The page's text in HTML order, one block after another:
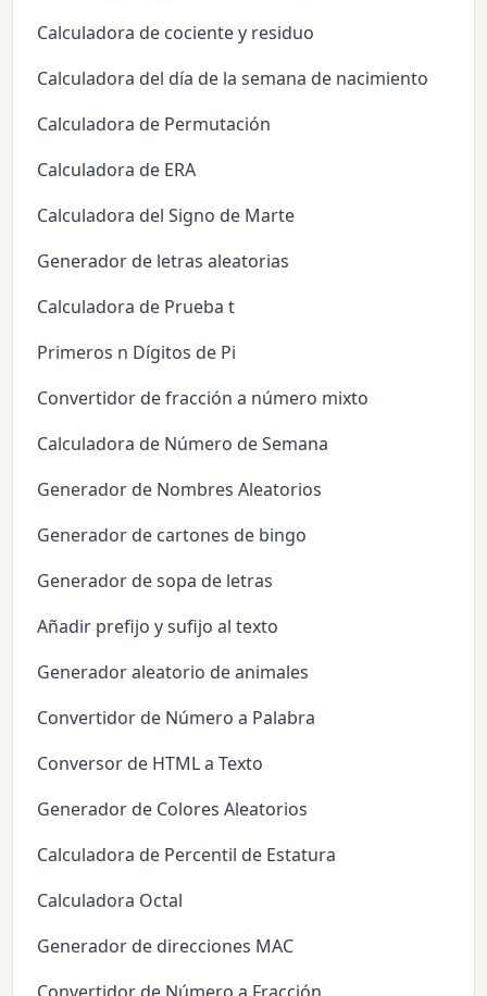
Calculadora de cociente y residuo
Calculadora del día de la semana de nacimiento
Calculadora de Permutación
Calculadora de ERA
Calculadora del Signo de Marte
Generador de letras aleatorias
Calculadora de Prueba t
Primeros n Dígitos de Pi
Convertidor de fracción a número mixto
Calculadora de Número de Semana
Generador de Nombres Aleatorios
Generador de cartones de bingo
Generador de sopa de letras
Añadir prefijo y sufijo al texto
Generador aleatorio de animales
Convertidor de Número a Palabra
Conversor de HTML a Texto
Generador de Colores Aleatorios
Calculadora de Percentil de Estatura
Calculadora Octal
Generador de direcciones MAC